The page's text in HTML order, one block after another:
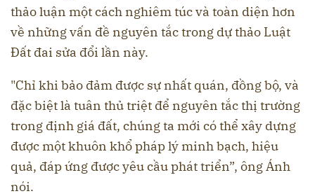
thảo luận một cách nghiêm túc và toàn diện hơn
về những vấn đề nguyên tắc trong dự thảo Luật
Đất đai sửa đổi lần này.
"Chỉ khi bảo đảm được sự nhất quán, đồng bộ, và
đặc biệt là tuân thủ triệt để nguyên tắc thị trường
trong định giá đất, chúng ta mới có thể xây dựng
được một khuôn khổ pháp lý minh bạch, hiệu
quả, đáp ứng được yêu cầu phát triển”, ông Ánh
nói.